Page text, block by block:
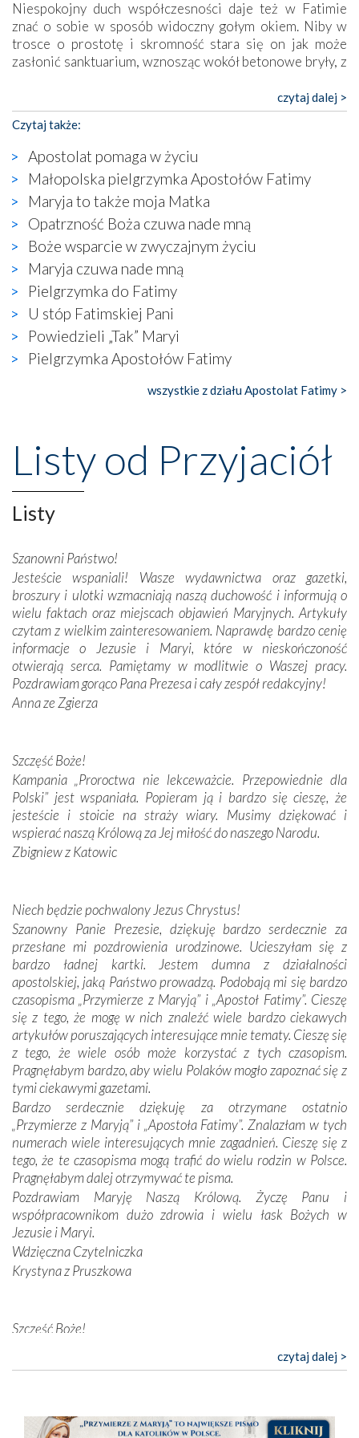
Niespokojny duch współczesności daje też w Fatimie
znać o sobie w sposób widoczny gołym okiem. Niby w
trosce o prostotę i skromność stara się on jak może
zasłonić sanktuarium, wznosząc wokół betonowe bryły, z
katolickiego kultu. Tylko co wspólnego z żywą,
autentyczną wiarą mogą mieć płaskie, szare bunkry albo
kaplice, w których Tabernakulum przypomina bardziej
skrzynkę na narzędzia? Albo co powiedzieć o ustawionym
tuż przy nowej bazylice wielkim krzyżu, na którym
zamiast Chrystusa umieszczono dziwaczną postać jakby
wyjętą ze starożytnych hieroglifów? W kulturowym
kontekście naszych czasów to raczej karykatura niż godny
wizerunek Zbawiciela…
Zatem nawet w bezpośrednim otoczeniu sanktuarium
naocznie przekonaliśmy się, że wewnątrz Kościoła toczy
się ogromna walka o kształt katolicyzmu i o serca
wierzących. Do czego to zmaganie może prowadzić,
widzieliśmy w urokliwym, niewielkim mieście Obidos,
gdzie w miejscu dawnego kościoła działa dzisiaj…
księgarnia.
Nasze pielgrzymkowe wyprawy, których celem były
wznoszono na chwałę Bożą, na przykład – w podzięce za
Opatrznościową pomoc w wygranej bitwie o
niepodległość kraju. Zachwyt budziła potężna, a zarazem
misterna architektura tych monumentalnych dzieł,
wspaniałe zdobienia, dbałość ich twórców o detale,
budowniczych.
Podążyliśmy też śladami fatimskich wizjonerów – Łucji
dos Santos oraz świętych Hiacynty i Franciszka Marto.
Modliliśmy się przy ich grobach. Odprawiliśmy Drogę
Krzyżową w ich rodzinnych stronach, odwiedziliśmy
domy, w których żyli.
W miejscu objawień Matki Bożej zapaliliśmy świece
Podczas tej kilkudniowej wyprawy na każdym kroku
spotykaliśmy się z serdeczną otwartością
Portugalczyków. Podziwialiśmy ich ludową sztukę i
zwyczaje. Mimo że nasze kraje są od siebie bardzo
oddalone, w żaden sposób nie czuliśmy się obco.
Sprawiła to oczywiście sama Matka Boża, ale też
kulturowa bliskość biorąca swój początek w naszej
mieliśmy okazję przekonać się, że Maryja swoją opieką
otacza nie tylko nasz naród, lecz wszystkie nacje, które
się Jej ufnie oddają, a także każdą osobę, która zawierza
Jej siebie oraz swych bliskich.
Dzieje Portugalii to również historia wierności Bogu i
odstępstw, także w życiu władców. Trudne momenty w
wymiarze tak osobistym, jak i zbiorowym, przypominają o
konieczności ciągłego zabiegania o własną duszę i o łaskę
Opatrzności. Wierność przynosi pomyślność –
przynajmniej w życiu duchowym. Odstępstwo owocuje
nieszczęściem i śmiercią. Te uniwersalne prawdy
przychodziły na myśl, gdy słuchaliśmy opowieści
przewodników o portugalskich monarchach i wodzach,
zwycięskich bitwach i nieszczęśliwych losach grzesznych
kochanków.
Byli tym razem pośród Apostołów Fatimy reprezentanci
każdego spośród żyjących pokoleń. Najmłodszy uczestnik
liczył sobie 13 lat, zaś senior, pan Zdzisław – już 94.
Całe życie marzyłem, by tu przyjechać
Nasza pielgrzymka nie byłaby tak bogata w duchową treść
Oprócz zapewnienia nam możliwości codziennego
pięknych pieśni.
czytaj dalej >
Czytaj także:
Apostolat pomaga w życiu
Małopolska pielgrzymka Apostołów Fatimy
Maryja to także moja Matka
Opatrzność Boża czuwa nade mną
Boże wsparcie w zwyczajnym życiu
Maryja czuwa nade mną
Pielgrzymka do Fatimy
U stóp Fatimskiej Pani
Powiedzieli „Tak” Maryi
Pielgrzymka Apostołów Fatimy
wszystkie z działu Apostolat Fatimy >
Listy od Przyjaciół
Listy
Szanowni Państwo!
Jesteście wspaniali! Wasze wydawnictwa oraz gazetki,
broszury i ulotki wzmacniają naszą duchowość i informują o
wielu faktach oraz miejscach objawień Maryjnych. Artykuły
czytam z wielkim zainteresowaniem. Naprawdę bardzo cenię
informacje o Jezusie i Maryi, które w nieskończoność
otwierają serca. Pamiętamy w modlitwie o Waszej pracy.
Pozdrawiam gorąco Pana Prezesa i cały zespół redakcyjny!
Anna ze Zgierza
Szczęść Boże!
Kampania „Proroctwa nie lekceważcie. Przepowiednie dla
Polski” jest wspaniała. Popieram ją i bardzo się cieszę, że
jesteście i stoicie na straży wiary. Musimy dziękować i
wspierać naszą Królową za Jej miłość do naszego Narodu.
Zbigniew z Katowic
Niech będzie pochwalony Jezus Chrystus!
Szanowny Panie Prezesie, dziękuję bardzo serdecznie za
przesłane mi pozdrowienia urodzinowe. Ucieszyłam się z
bardzo ładnej kartki. Jestem dumna z działalności
apostolskiej, jaką Państwo prowadzą. Podobają mi się bardzo
czasopisma „Przymierze z Maryją” i „Apostoł Fatimy”. Cieszę
się z tego, że mogę w nich znaleźć wiele bardzo ciekawych
artykułów poruszających interesujące mnie tematy. Cieszę się
z tego, że wiele osób może korzystać z tych czasopism.
Pragnęłabym bardzo, aby wielu Polaków mogło zapoznać się z
tymi ciekawymi gazetami.
Bardzo serdecznie dziękuję za otrzymane ostatnio
„Przymierze z Maryją” i „Apostoła Fatimy”. Znalazłam w tych
numerach wiele interesujących mnie zagadnień. Cieszę się z
tego, że te czasopisma mogą trafić do wielu rodzin w Polsce.
Pragnęłabym dalej otrzymywać te pisma.
Pozdrawiam Maryję Naszą Królową. Życzę Panu i
współpracownikom dużo zdrowia i wielu łask Bożych w
Jezusie i Maryi.
Wdzięczna Czytelniczka
Krystyna z Pruszkowa
Szczęść Boże!
to pismo, które bardzo sobie cenię i szanuję. Redagujecie
nas prowadzi!
czytaj dalej >